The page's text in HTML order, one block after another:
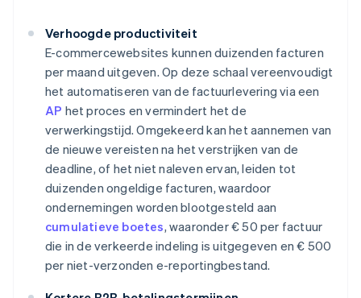
Verhoogde productiviteit
E-commercewebsites kunnen duizenden facturen
per maand uitgeven. Op deze schaal vereenvoudigt
het automatiseren van de factuurlevering via een
AP het proces en vermindert het de
verwerkingstijd. Omgekeerd kan het aannemen van
de nieuwe vereisten na het verstrijken van de
deadline, of het niet naleven ervan, leiden tot
duizenden ongeldige facturen, waardoor
ondernemingen worden blootgesteld aan
cumulatieve boetes, waaronder € 50 per factuur
die in de verkeerde indeling is uitgegeven en € 500
per niet-verzonden e-reportingbestand.